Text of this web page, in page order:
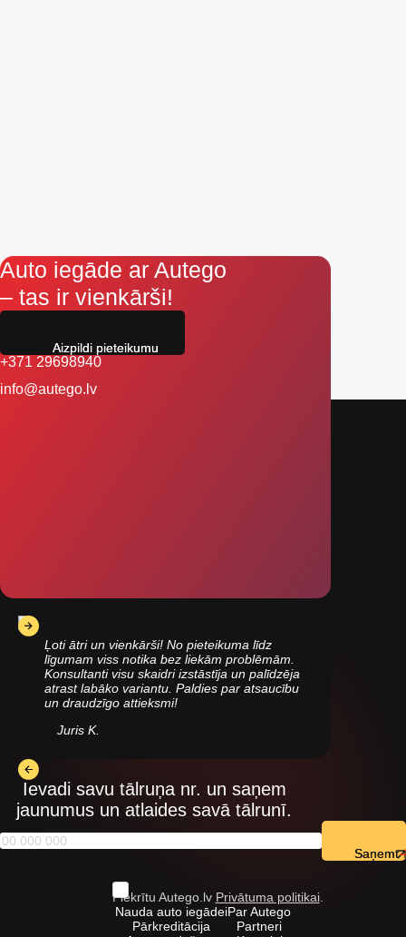
Auto iegāde ar Autego
– tas ir vienkārši!
+371 29698940
info@autego.lv
Ļoti ātri un vienkārši! No pieteikuma līdz
līgumam viss notika bez liekām problēmām.
Konsultanti visu skaidri izstāstīja un palīdzēja
atrast labāko variantu. Paldies par atsaucību
un draudzīgo attieksmi!
Juris K.
Ievadi savu tālruņa nr. un saņem
jaunumus un atlaides savā tālrunī.
Piekrītu Autego.lv Privātuma politikai.
Nauda auto iegādei
Pārkreditācija
Par Autego
Partneri